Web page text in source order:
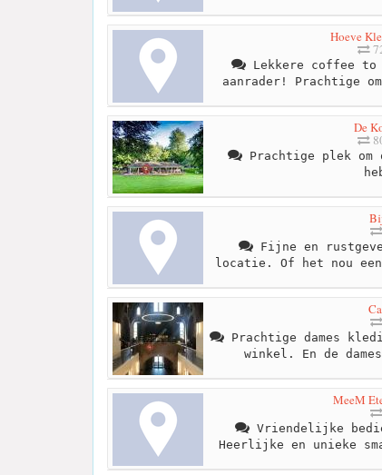
Hoeve
Lekkere coffee to
aanrader! Prachtige
De
Prachtige plek
Fijne en
locatie. Of het nou een
Prachtige dames
winkel. En de
MeeM
Vriendelijke
Heerlijke en unieke